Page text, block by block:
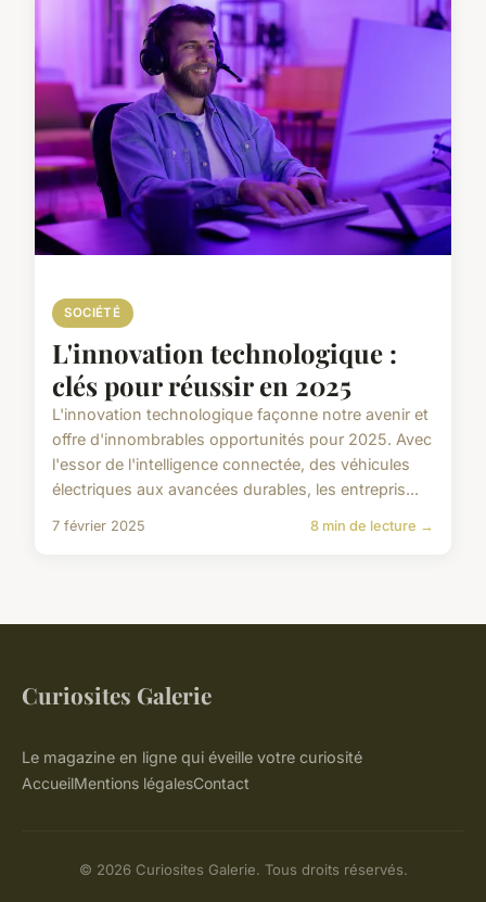
SOCIÉTÉ
L'innovation technologique :
clés pour réussir en 2025
L'innovation technologique façonne notre avenir et
offre d'innombrables opportunités pour 2025. Avec
l'essor de l'intelligence connectée, des véhicules
électriques aux avancées durables, les entrepris...
7 février 2025 8 min de lecture →
Curiosites Galerie
Le magazine en ligne qui éveille votre curiosité
AccueilMentions légalesContact
© 2026 Curiosites Galerie. Tous droits réservés.